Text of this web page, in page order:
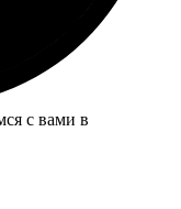
с вами в